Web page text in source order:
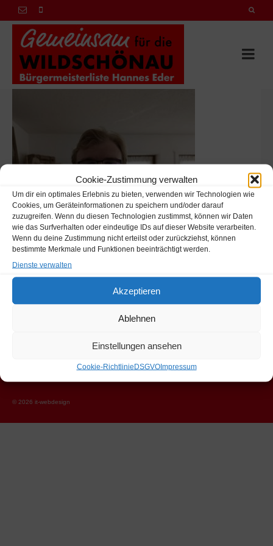
Cookie-Zustimmung verwalten
Um dir ein optimales Erlebnis zu bieten, verwenden wir Technologien wie
Cookies, um Geräteinformationen zu speichern und/oder darauf
zuzugreifen. Wenn du diesen Technologien zustimmst, können wir Daten
wie das Surfverhalten oder eindeutige IDs auf dieser Website verarbeiten.
Wenn du deine Zustimmung nicht erteilst oder zurückziehst, können
bestimmte Merkmale und Funktionen beeinträchtigt werden.
Dienste verwalten
Akzeptieren
Ablehnen
Einstellungen ansehen
Cookie-RichtlinieDSGVOImpressum
Wildschönau Tirol 6314
hannes.eder@hartlhof.net
© 2026 it-webdesign